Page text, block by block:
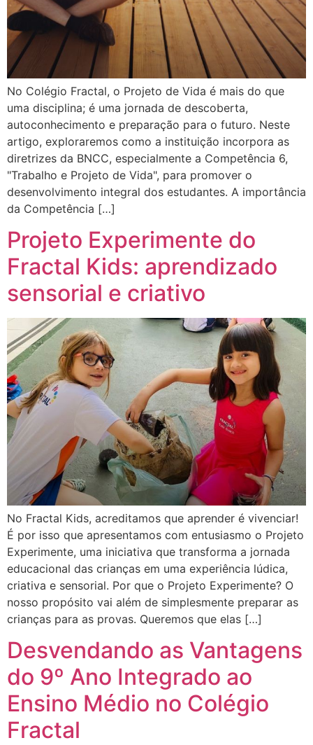
No Colégio Fractal, o Projeto de Vida é mais do que
uma disciplina; é uma jornada de descoberta,
autoconhecimento e preparação para o futuro. Neste
artigo, exploraremos como a instituição incorpora as
diretrizes da BNCC, especialmente a Competência 6,
"Trabalho e Projeto de Vida", para promover o
desenvolvimento integral dos estudantes. A importância
da Competência […]
Projeto Experimente do
Fractal Kids: aprendizado
sensorial e criativo
No Fractal Kids, acreditamos que aprender é vivenciar!
É por isso que apresentamos com entusiasmo o Projeto
Experimente, uma iniciativa que transforma a jornada
educacional das crianças em uma experiência lúdica,
criativa e sensorial. Por que o Projeto Experimente? O
nosso propósito vai além de simplesmente preparar as
crianças para as provas. Queremos que elas […]
Desvendando as Vantagens
do 9º Ano Integrado ao
Ensino Médio no Colégio
Fractal